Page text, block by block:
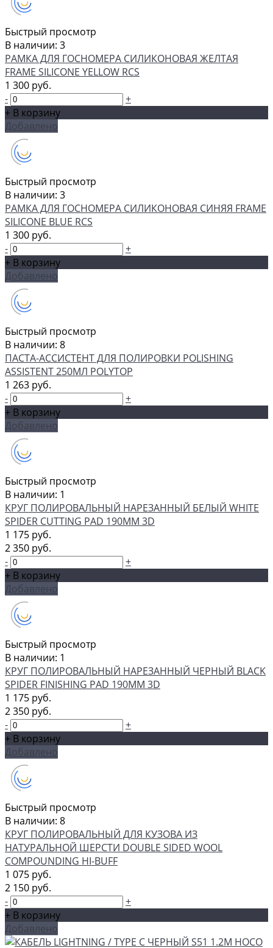
Быстрый просмотр
В наличии: 3
РАМКА ДЛЯ ГОСНОМЕРА СИЛИКОНОВАЯ ЖЕЛТАЯ
FRAME SILICONE YELLOW RCS
1 300 руб.
-
+
+ В корзину
Добавлено
Быстрый просмотр
В наличии: 3
РАМКА ДЛЯ ГОСНОМЕРА СИЛИКОНОВАЯ СИНЯЯ FRAME
SILICONE BLUE RCS
1 300 руб.
-
+
+ В корзину
Добавлено
Быстрый просмотр
В наличии: 8
ПАСТА-АССИСТЕНТ ДЛЯ ПОЛИРОВКИ POLISHING
ASSISTENT 250МЛ POLYTOP
1 263 руб.
-
+
+ В корзину
Добавлено
Быстрый просмотр
В наличии: 1
КРУГ ПОЛИРОВАЛЬНЫЙ НАРЕЗАННЫЙ БЕЛЫЙ WHITE
SPIDER CUTTING PAD 190ММ 3D
1 175 руб.
2 350 руб.
-
+
+ В корзину
Добавлено
Быстрый просмотр
В наличии: 1
КРУГ ПОЛИРОВАЛЬНЫЙ НАРЕЗАННЫЙ ЧЕРНЫЙ BLACK
SPIDER FINISHING PAD 190ММ 3D
1 175 руб.
2 350 руб.
-
+
+ В корзину
Добавлено
Быстрый просмотр
В наличии: 8
КРУГ ПОЛИРОВАЛЬНЫЙ ДЛЯ КУЗОВА ИЗ
НАТУРАЛЬНОЙ ШЕРСТИ DOUBLE SIDED WOOL
COMPOUNDING HI-BUFF
1 075 руб.
2 150 руб.
-
+
+ В корзину
Добавлено